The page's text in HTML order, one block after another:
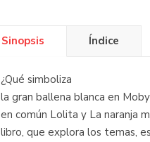
Sinopsis Índice
¿Qué simboliza
la gran ballena blanca en
en común Lolita y La naranja
libro, que explora los temas,